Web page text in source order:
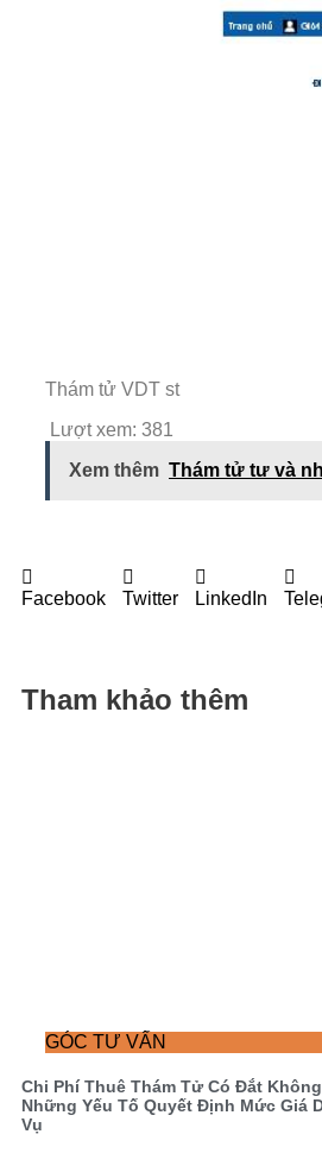
Thám tử VDT st
Lượt xem: 381
Xem thêm Thám tử tư và
Facebook Twitter LinkedIn
Tham khảo thêm
GÓC TƯ VẤN
Chi Phí Thuê Thám Tử Có Đắt
Những Yếu Tố Quyết Định Mức Giá
Vụ